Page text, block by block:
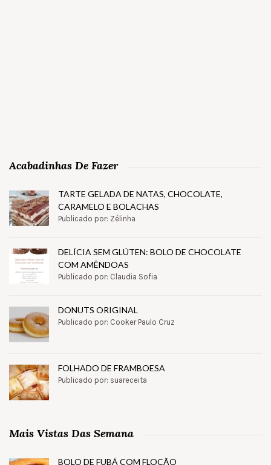
Acabadinhas De Fazer
TARTE GELADA DE NATAS, CHOCOLATE,
CARAMELO E BOLACHAS
Publicado por: Zélinha
DELÍCIA SEM GLÚTEN: BOLO DE CHOCOLATE
COM AMÊNDOAS
Publicado por: Claudia Sofia
DONUTS ORIGINAL
Publicado por: Cooker Paulo Cruz
FOLHADO DE FRAMBOESA
Publicado por: suareceita
Mais Vistas Das Semana
BOLO DE FUBÁ COM FLOCÃO